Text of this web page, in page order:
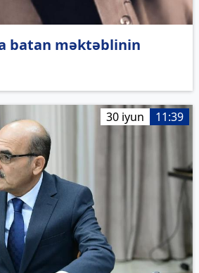
batan məktəblinin
30 iyun 11:39